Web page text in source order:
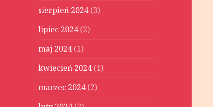
sierpień 2024(3)
lipiec 2024(2)
maj 2024(1)
kwiecień 2024(1)
marzec 2024(2)